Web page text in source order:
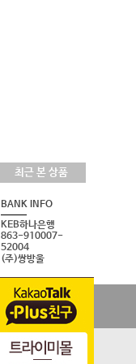
최근 본 상품
BANK INFO
KEB하나은행
863-910007-
52004
(주)쌍방울